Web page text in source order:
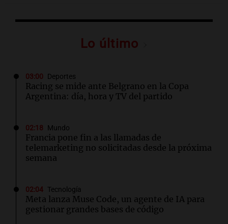
Lo último
03:00 Deportes
Racing se mide ante Belgrano en la Copa
Argentina: día, hora y TV del partido
02:18 Mundo
Francia pone fin a las llamadas de
telemarketing no solicitadas desde la próxima
semana
02:04 Tecnología
Meta lanza Muse Code, un agente de IA para
gestionar grandes bases de código